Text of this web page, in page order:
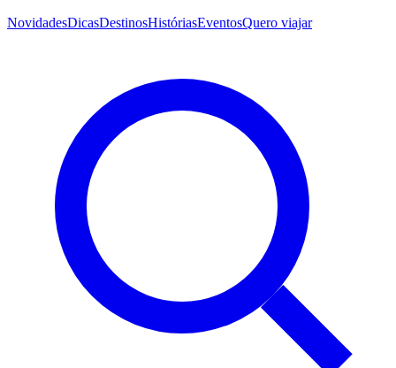
NovidadesDicasDestinosHistóriasEventosQuero viajar